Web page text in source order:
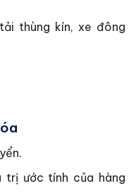
thùng kín, xe đông
trị ước tính của hàng